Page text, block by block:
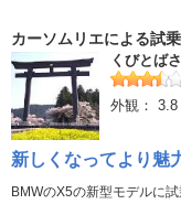
カーソムリエによる試
くびとば
外観： 3.8
新しくなってより魅
BMWのX5の新型モデルに